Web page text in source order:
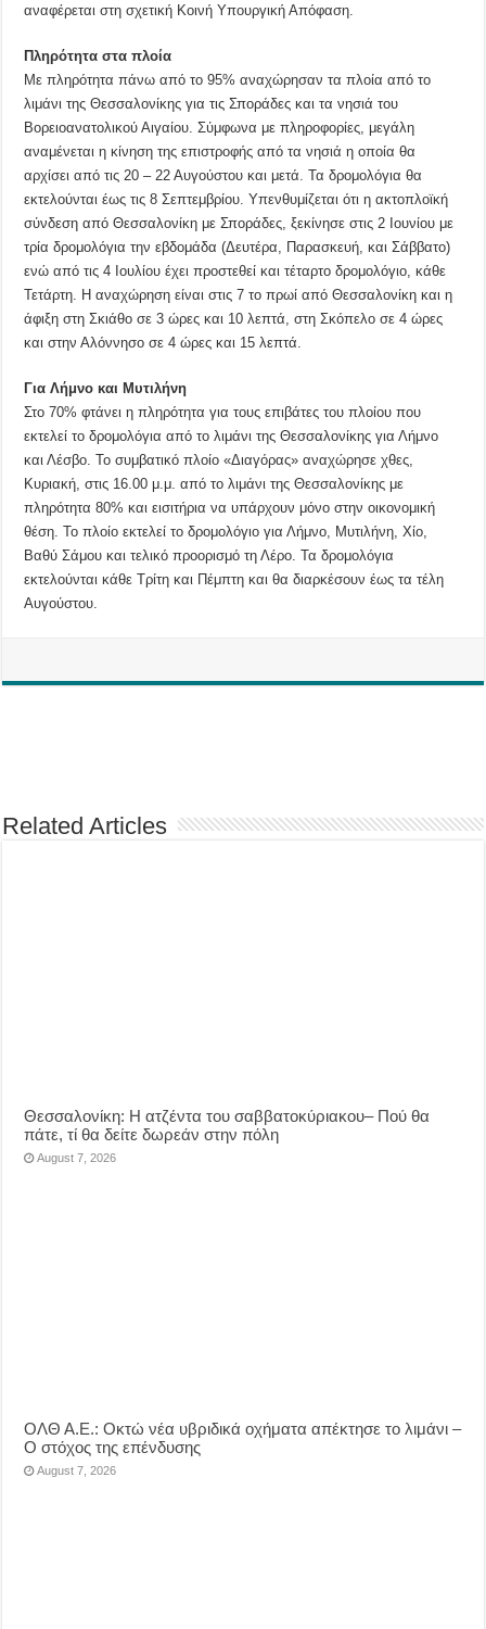
αναφέρεται στη σχετική Κοινή Υπουργική Απόφαση.
Πληρότητα στα πλοία
Με πληρότητα πάνω από το 95% αναχώρησαν τα πλοία από το
λιμάνι της Θεσσαλονίκης για τις Σποράδες και τα νησιά του
Βορειοανατολικού Αιγαίου. Σύμφωνα με πληροφορίες, μεγάλη
αναμένεται η κίνηση της επιστροφής από τα νησιά η οποία θα
αρχίσει από τις 20 – 22 Αυγούστου και μετά. Τα δρομολόγια θα
εκτελούνται έως τις 8 Σεπτεμβρίου. Υπενθυμίζεται ότι η ακτοπλοϊκή
σύνδεση από Θεσσαλονίκη με Σποράδες, ξεκίνησε στις 2 Ιουνίου με
τρία δρομολόγια την εβδομάδα (Δευτέρα, Παρασκευή, και Σάββατο)
ενώ από τις 4 Ιουλίου έχει προστεθεί και τέταρτο δρομολόγιο, κάθε
Τετάρτη. Η αναχώρηση είναι στις 7 το πρωί από Θεσσαλονίκη και η
άφιξη στη Σκιάθο σε 3 ώρες και 10 λεπτά, στη Σκόπελο σε 4 ώρες
και στην Αλόννησο σε 4 ώρες και 15 λεπτά.
Για Λήμνο και Μυτιλήνη
Στο 70% φτάνει η πληρότητα για τους επιβάτες του πλοίου που
εκτελεί το δρομολόγια από το λιμάνι της Θεσσαλονίκης για Λήμνο
και Λέσβο. Το συμβατικό πλοίο «Διαγόρας» αναχώρησε χθες,
Κυριακή, στις 16.00 μ.μ. από το λιμάνι της Θεσσαλονίκης με
πληρότητα 80% και εισιτήρια να υπάρχουν μόνο στην οικονομική
θέση. Το πλοίο εκτελεί το δρομολόγιο για Λήμνο, Μυτιλήνη, Χίο,
Βαθύ Σάμου και τελικό προορισμό τη Λέρο. Τα δρομολόγια
εκτελούνται κάθε Τρίτη και Πέμπτη και θα διαρκέσουν έως τα τέλη
Αυγούστου.
Related Articles
Θεσσαλονίκη: Η ατζέντα του σαββατοκύριακου– Πού θα
πάτε, τί θα δείτε δωρεάν στην πόλη
August 7, 2026
ΟΛΘ Α.Ε.: Οκτώ νέα υβριδικά οχήματα απέκτησε το λιμάνι –
Ο στόχος της επένδυσης
August 7, 2026